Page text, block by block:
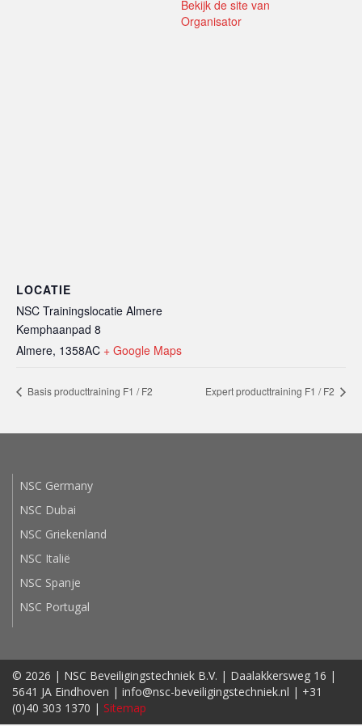
Bekijk de site van
Organisator
LOCATIE
NSC Trainingslocatie Almere
Kemphaanpad 8
Almere, 1358AC + Google Maps
Basis producttraining F1 / F2 Expert producttraining F1 / F2
NSC Germany
NSC Dubai
NSC Griekenland
NSC Italië
NSC Spanje
NSC Portugal
© 2026 | NSC Beveiligingstechniek B.V. | Daalakkersweg 16 |
5641 JA Eindhoven | info@nsc-beveiligingstechniek.nl | +31
(0)40 303 1370 | Sitemap